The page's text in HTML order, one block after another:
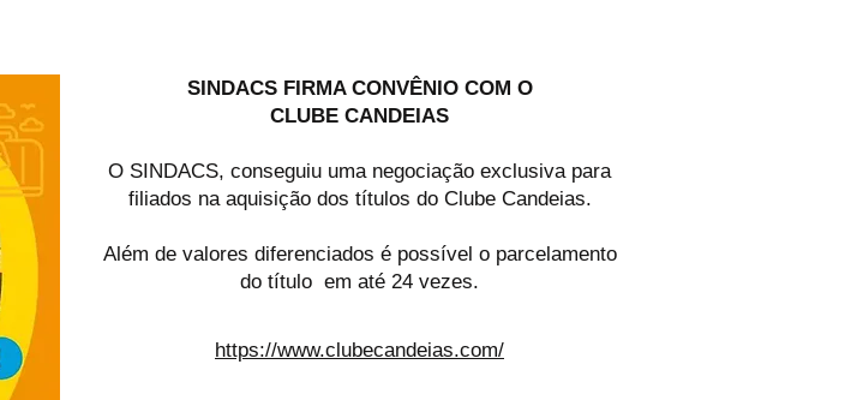
SINDACS FIRMA CONVÊNIO COM O
CLUBE CANDEIAS
O SINDACS, conseguiu uma negociação exclusiva para
filiados na aquisição dos títulos do Clube Candeias.
Além de valores diferenciados é possível o parcelamento
do título em até 24 vezes.
https://www.clubecandeias.com/